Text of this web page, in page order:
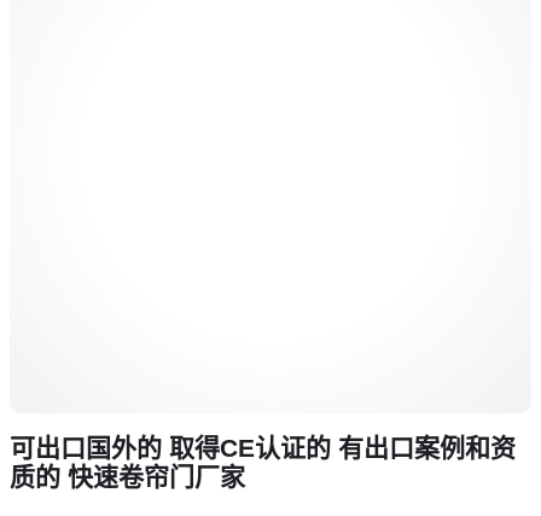
可出口国外的 取得CE认证的 有出口案例和资
质的 快速卷帘门厂家